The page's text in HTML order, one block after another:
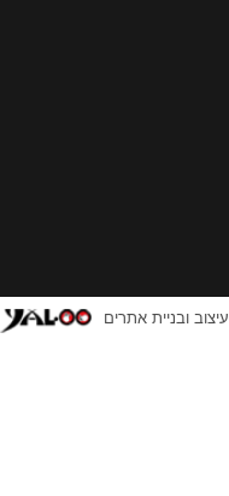
עיצוב ובניית אתרים